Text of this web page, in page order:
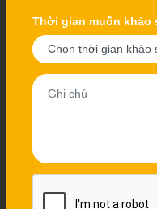
Giá đựng bát đĩa đa
năng Inox tròn mờ
Hãng Sản Xuất: Grob
Xuất xứ: Chính hãng
Thời gian muốn khảo